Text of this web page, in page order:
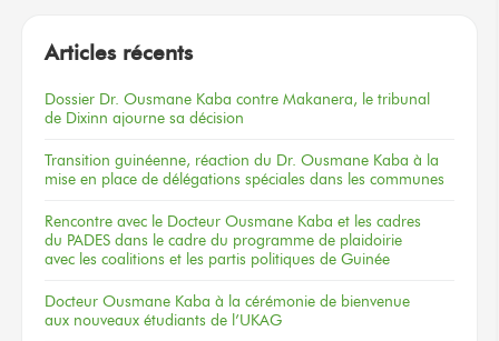
Articles récents
Dossier Dr. Ousmane Kaba contre Makanera, le tribunal
de Dixinn ajourne sa décision
Transition guinéenne, réaction du Dr. Ousmane Kaba à la
mise en place de délégations spéciales dans les communes
Rencontre avec le Docteur Ousmane Kaba et les cadres
du PADES dans le cadre du programme de plaidoirie
avec les coalitions et les partis politiques de Guinée
Docteur Ousmane Kaba à la cérémonie de bienvenue
aux nouveaux étudiants de l’UKAG